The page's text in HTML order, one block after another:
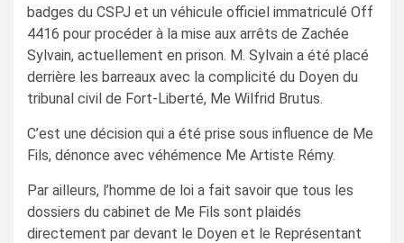
badges du CSPJ et un véhicule officiel immatriculé Off
4416 pour procéder à la mise aux arrêts de Zachée
Sylvain, actuellement en prison. M. Sylvain a été placé
derrière les barreaux avec la complicité du Doyen du
tribunal civil de Fort-Liberté, Me Wilfrid Brutus.
C’est une décision qui a été prise sous influence de Me
Fils, dénonce avec véhémence Me Artiste Rémy.
Par ailleurs, l’homme de loi a fait savoir que tous les
dossiers du cabinet de Me Fils sont plaidés
directement par devant le Doyen et le Représentant